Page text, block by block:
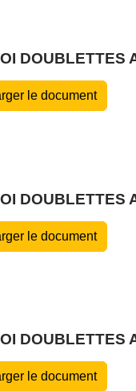
DOUBLETTES
le document
DOUBLETTES
le document
DOUBLETTES
le document